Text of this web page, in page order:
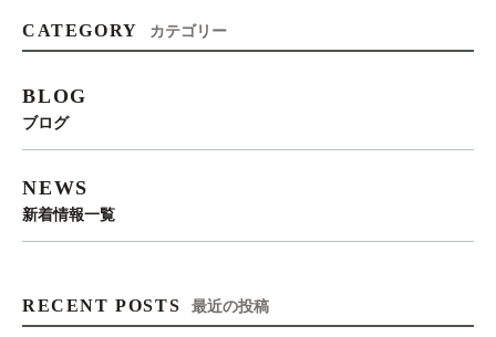
CATEGORY カテゴリー
BLOG
ブログ
NEWS
新着情報一覧
RECENT POSTS 最近の投稿